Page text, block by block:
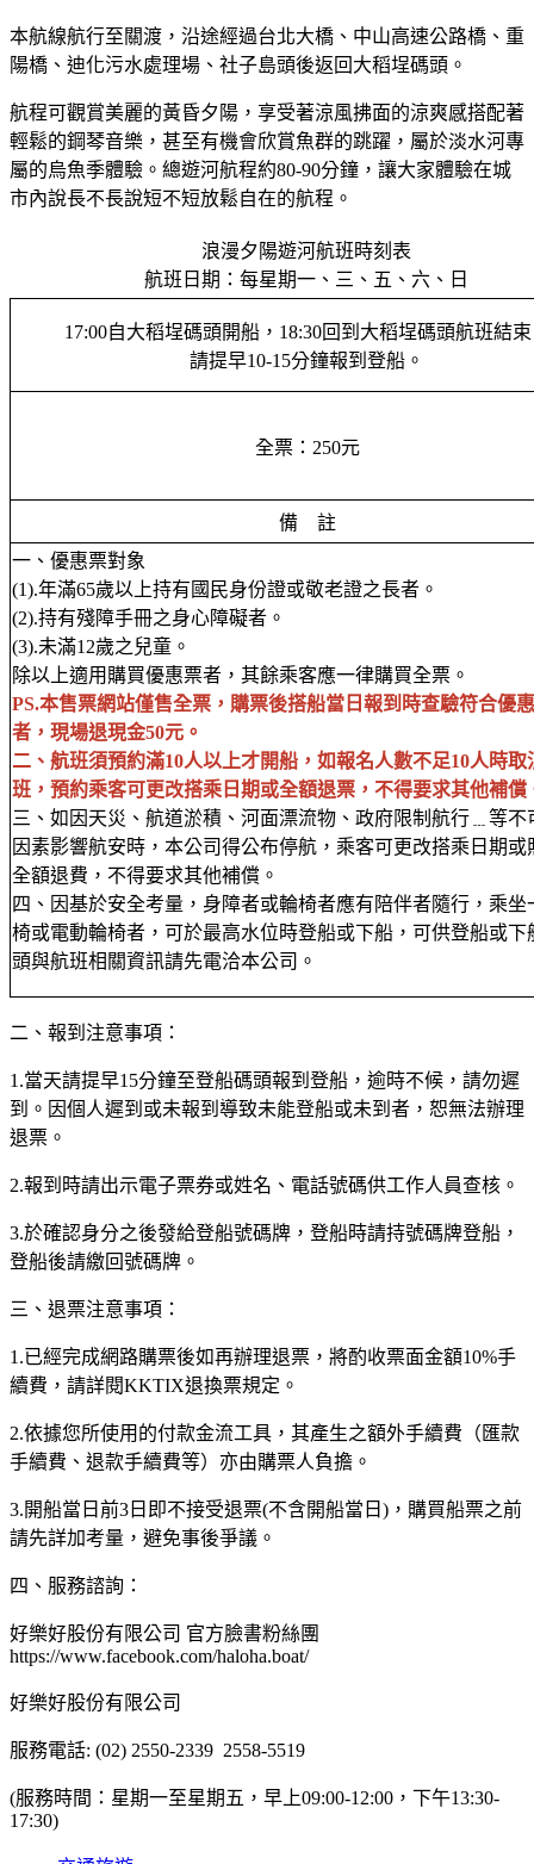
本航線航行至關渡，沿途經過台北大橋、中山高速公路橋、重
陽橋、迪化污水處理場、社子島頭後返回大稻埕碼頭。
航程可觀賞美麗的黃昏夕陽，享受著涼風拂面的涼爽感搭配著
輕鬆的鋼琴音樂，甚至有機會欣賞魚群的跳躍，屬於淡水河專
屬的烏魚季體驗。總遊河航程約80-90分鐘，讓大家體驗在城
市內說長不長說短不短放鬆自在的航程。
浪漫夕陽遊河航班時刻表
航班日期：每星期一、三、五、六、日
17:00自大稻埕碼頭開船，18:30回到大稻埕碼頭航班結
請提早10-15分鐘報到登船。
全票：250元
備 註
一、優惠票對象
(1).年滿65歲以上持有國民身份證或敬老證之長者。
(2).持有殘障手冊之身心障礙者。
(3).未滿12歲之兒童。
除以上適用購買優惠票者，其餘乘客應一律購買全票。
PS.本售票網站僅售全票，購票後搭船當日報到時查驗符合優
者，現場退現金50元。
二、航班須預約滿10人以上才開船，如報名人數不足10人時取
班，預約乘客可更改搭乘日期或全額退票，不得要求其他補償
三、如因天災、航道淤積、河面漂流物、政府限制航行﹍等不
因素影響航安時，本公司得公布停航，乘客可更改搭乘日期或
全額退費，不得要求其他補償。
四、因基於安全考量，身障者或輪椅者應有陪伴者隨行，乘坐
椅或電動輪椅者，可於最高水位時登船或下船，可供登船或下
頭與航班相關資訊請先電洽本公司。
二、報到注意事項：
1 .當天請提早15分鐘至登船碼頭報到登船 ，逾時不候，請勿遲
到。因個人遲到或未報到導致未能登船或未到者，恕無法辦理
退票。
2.報到時請出示電子票券或姓名、電話號碼供工作人員查核。
3.於確認身分之後發給登船號碼牌，登船時請持號碼牌登船，
登船後請繳回號碼牌。
三、退票注意事項：
1.已經完成網路購票後如再辦理退票，將酌收票面金額10%手
續費，請詳閱KKTIX退換票規定。
2.依據您所使用的付款金流工具，其產生之額外手續費（匯款
手續費、退款手續費等）亦由購票人負擔。
3.開船當日前3日即不接受退票(不含開船當日)，​購買船票之前
請先詳加考量，避免事後爭議。
四、服務諮詢：
好樂好股份有限公司 官方臉書粉絲團
https://www.facebook.com/haloha.boat/
好樂好股份有限公司
服務電話: (02) 2550-2339 2558-5519
(服務時間：星期一至星期五，早上09:00-12:00，下午13:30-
17:30)